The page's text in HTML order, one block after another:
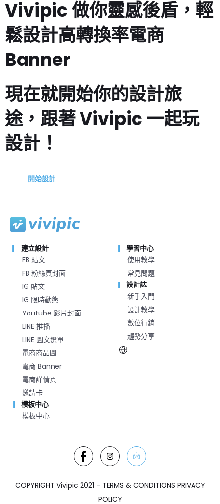
Vivipic 做你靈感後盾，輕
鬆設計高轉換率電商
Banner
現在就開始你的設計旅
途，跟著 Vivipic 一起玩
設計！
開始設計
建立設計
FB 貼文
FB 粉絲頁封面
IG 貼文
IG 限時動態
Youtube 影片封面
LINE 推播
LINE 圖文選單
電商商品圖
電商 Banner
電商詳情頁
邀請卡
模板中心
模板中心
學習中心
使用教學
常見問題
設計誌
新手入門
設計教學
數位行銷
趨勢分享
COPYRIGHT Vivipic 2021 - TERMS & CONDITIONS PRIVACY
POLICY